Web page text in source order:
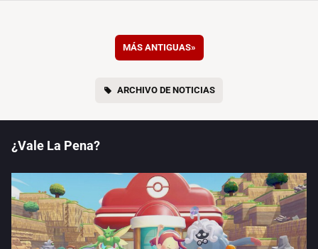
MÁS ANTIGUAS»
ARCHIVO DE NOTICIAS
¿Vale La Pena?